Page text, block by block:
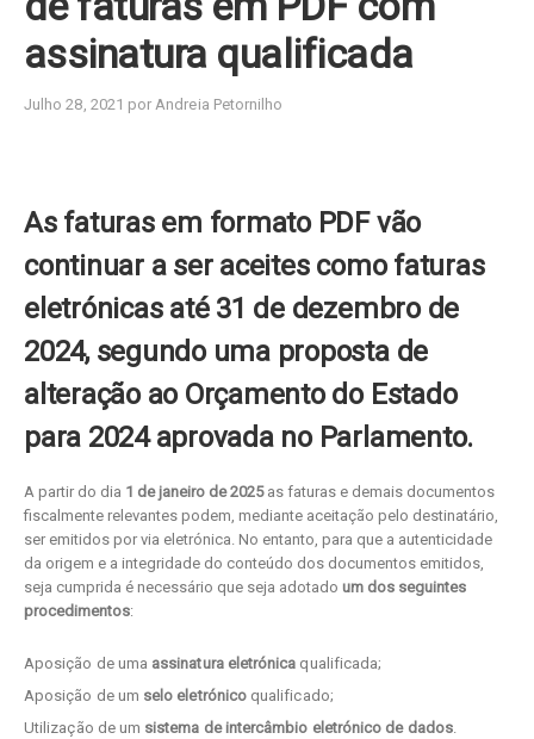
assinatura qualificada
Julho 28, 2021 por Andreia Petornilho
As faturas em formato PDF vão
continuar a ser aceites como faturas
eletrónicas até 31 de dezembro de
2024, segundo uma proposta de
alteração ao Orçamento do Estado
para 2024 aprovada no Parlamento.
A partir do dia 1 de janeiro de 2025as faturas e demais documentos
fiscalmente relevantes podem, mediante aceitação pelo destinatário,
ser emitidos por via eletrónica. No entanto, para que a autenticidade
da origem e a integridade do conteúdo dos documentos emitidos,
seja cumprida é necessário que seja adotado um dos seguintes
procedimentos:
Aposição de uma assinatura eletrónica qualificada;
Aposição de um selo eletrónicoqualificado;
Utilização de um sistema de intercâmbio eletrónico de dados.